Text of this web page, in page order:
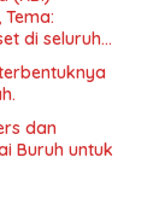
di seluruh
dan
Buruh untuk